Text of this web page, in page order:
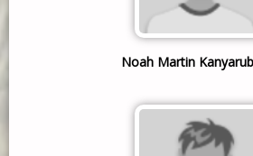
Noah Martin